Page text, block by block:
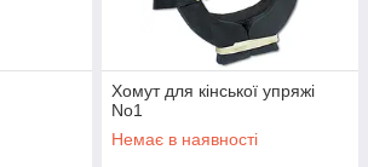
Хомут для кінської упряжі
No1
Немає в наявності